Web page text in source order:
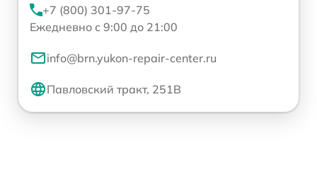
+7 (800) 301-97-75
Ежедневно с 9:00 до 21:00
info@brn.yukon-repair-center.ru
Павловский тракт, 251В